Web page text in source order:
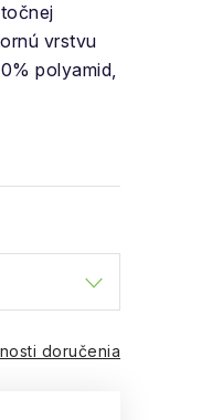
vrstvu
polyamid,
doručenia